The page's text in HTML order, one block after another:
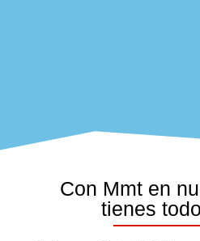
Con Mmt en
tienes